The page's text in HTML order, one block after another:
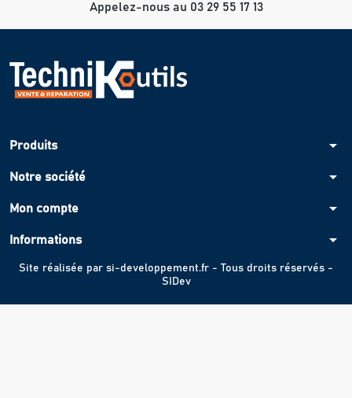
Appelez-nous au 03 29 55 17 13
Produits arrow_drop_down
Notre société arrow_drop_down
Mon compte arrow_drop_down
Informations arrow_drop_down
Site réalisée par si-developpement.fr - Tous droits réservés -
SIDev